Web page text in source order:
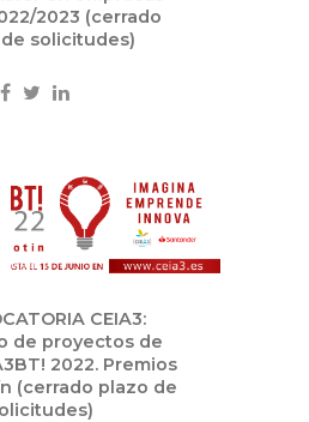
2023 (cerrado
solicitudes)
CEIA3:
de proyectos de
2022. Premios
(cerrado plazo de